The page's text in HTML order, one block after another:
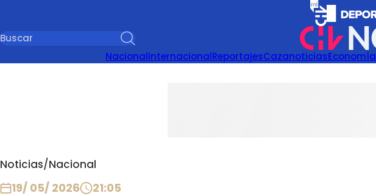
NacionalInternacionalReportajesCazanoticiasEconomía
Noticias/Nacional
19/ 05/ 2026 21:05